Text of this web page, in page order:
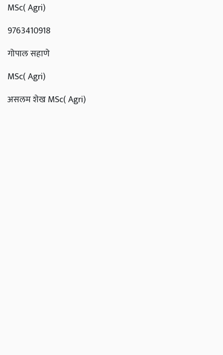
MSc( Agri)
9763410918
गोपाल सहाणे
MSc( Agri)
असलम शेख MSc( Agri)